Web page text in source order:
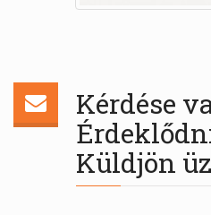
Kérdése
Küldjön